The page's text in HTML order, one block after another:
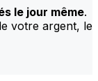
le jour même.
votre argent, le